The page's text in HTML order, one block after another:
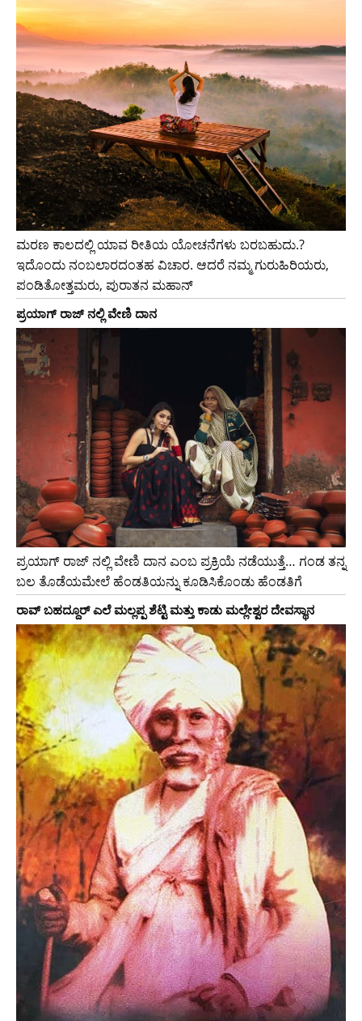
ಮರಣ ಕಾಲದಲ್ಲಿ ಯಾವ ರೀತಿಯ ಯೋಚನೆಗಳು ಬರಬಹುದು.?
ಇದೊಂದು ನಂಬಲಾರದಂತಹ ವಿಚಾರ. ಆದರೆ ನಮ್ಮ ಗುರುಹಿರಿಯರು,
ಪಂಡಿತೋತ್ತಮರು, ಪುರಾತನ ಮಹಾನ್
ಪ್ರಯಾಗ್ ರಾಜ್ ನಲ್ಲಿ ವೇಣಿ ದಾನ
ಪ್ರಯಾಗ್ ರಾಜ್ ನಲ್ಲಿ ವೇಣಿ ದಾನ ಎಂಬ ಪ್ರಕ್ರಿಯೆ ನಡೆಯುತ್ತೆ… ಗಂಡ ತನ್ನ
ಬಲ ತೊಡೆಯಮೇಲೆ ಹೆಂಡತಿಯನ್ನು ಕೂಡಿಸಿಕೊಂಡು ಹೆಂಡತಿಗೆ
ರಾವ್ ಬಹದ್ದೂರ್ ಎಲೆ ಮಲ್ಲಪ್ಪ ಶೆಟ್ಟಿ ಮತ್ತು ಕಾಡು ಮಲ್ಲೇಶ್ವರ ದೇವಸ್ಥಾನ